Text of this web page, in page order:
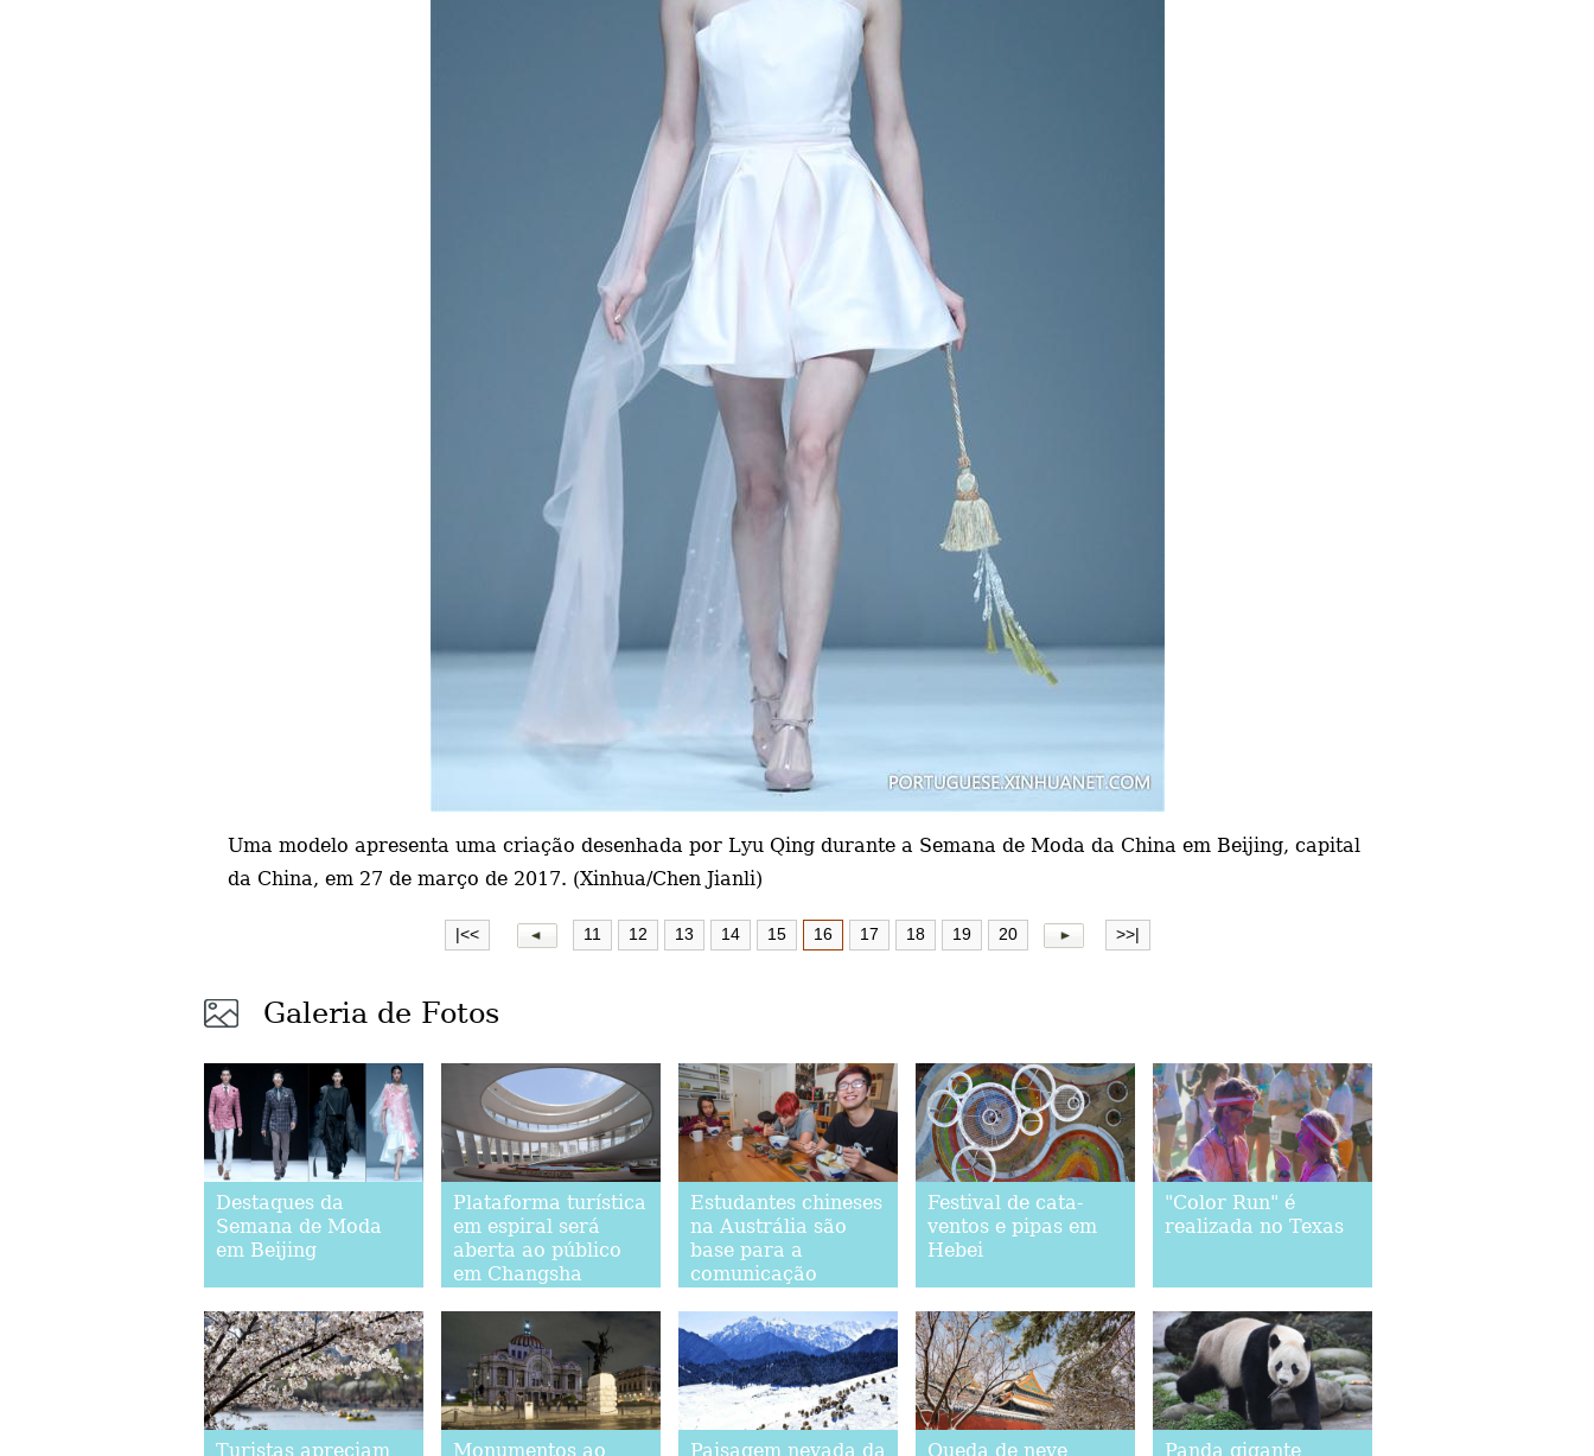
Uma modelo apresenta uma criação desenhada por Lyu Qing durante a Semana de Moda da China em Beijing, capital
da China, em 27 de março de 2017. (Xinhua/Chen Jianli)
|<< 11 12 13 14 15 16 17 18 19 20 >>|
Galeria de Fotos
Destaques da
Semana de Moda
em Beijing
Plataforma turística
em espiral será
aberta ao público
em Changsha
Estudantes chineses
na Austrália são
base para a
comunicação
os dois países
Festival de cata-
ventos e pipas em
Hebei
"Color Run" é
realizada no Texas
Turistas apreciam Monumentos ao Paisagem nevada da Queda de neve Panda gigante